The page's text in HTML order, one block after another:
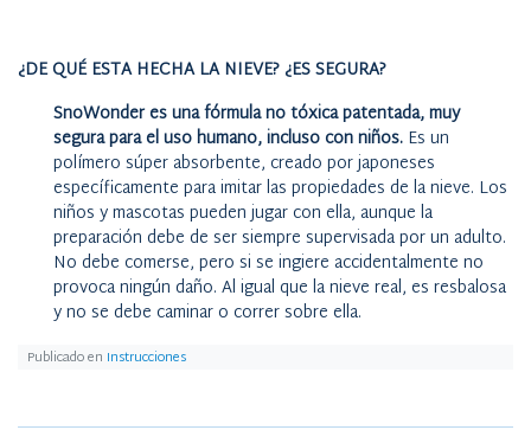
¿DE QUÉ ESTA HECHA LA NIEVE? ¿ES SEGURA?
SnoWonder es una fórmula no tóxica patentada, muy
segura para el uso humano, incluso con niños. Es un
polímero súper absorbente, creado por japoneses
específicamente para imitar las propiedades de la nieve. Los
niños y mascotas pueden jugar con ella, aunque la
preparación debe de ser siempre supervisada por un adulto.
No debe comerse, pero si se ingiere accidentalmente no
provoca ningún daño. Al igual que la nieve real, es resbalosa
y no se debe caminar o correr sobre ella.
Publicado en Instrucciones